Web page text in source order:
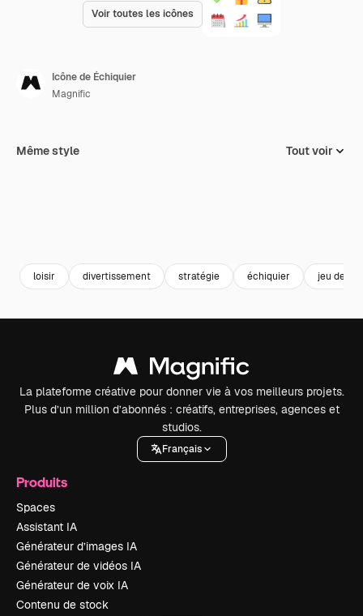
Voir toutes les icônes
Icône de Échiquier
Magnific
Même style Tout voir
loisir divertissement stratégie échiquier jeu de
La plateforme créative pour donner vie à vos meilleurs projets.
Plus d’un million d’abonnés : créatifs, entreprises, agences et
studios.
Français
Produits
Spaces
Assistant IA
Générateur d’images IA
Générateur de vidéos IA
Générateur de voix IA
Contenu de stock